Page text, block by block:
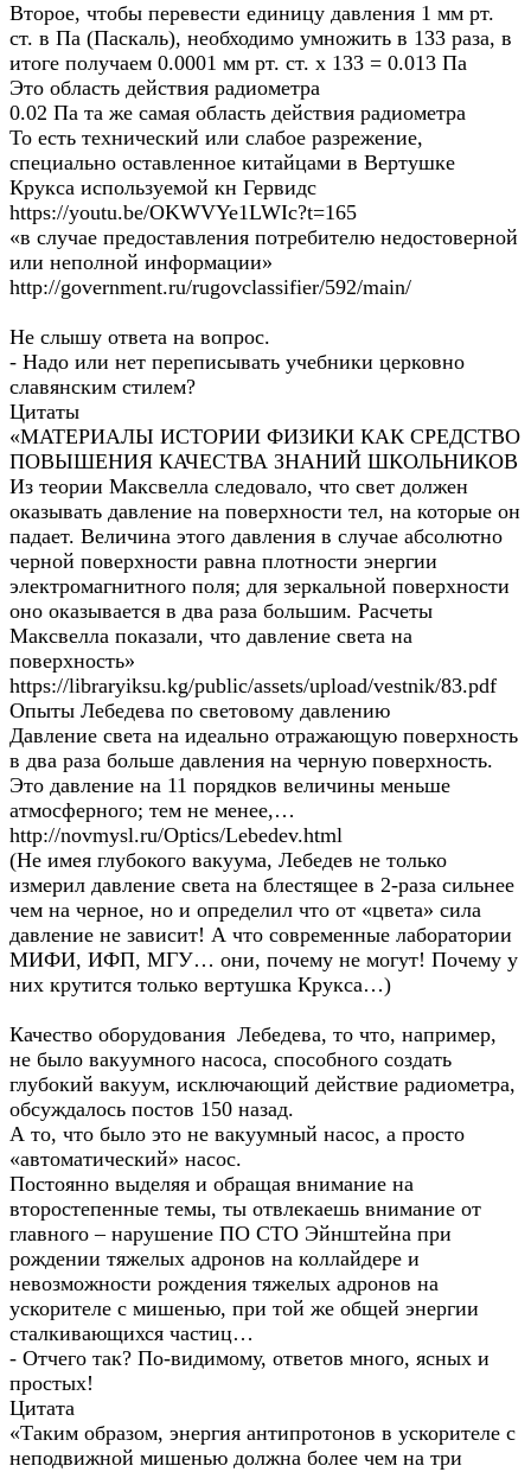
Второе, чтобы перевести единицу давления 1 мм рт.
ст. в Па (Паскаль), необходимо умножить в 133 раза, в
итоге получаем 0.0001 мм рт. ст. х 133 = 0.013 Па
Это область действия радиометра
0.02 Па та же самая область действия радиометра
То есть технический или слабое разрежение,
специально оставленное китайцами в Вертушке
Крукса используемой кн Гервидс
https://youtu.be/OKWVYe1LWIc?t=165
«в случае предоставления потребителю недостоверной
или неполной информации»
http://government.ru/rugovclassifier/592/main/
Не слышу ответа на вопрос.
- Надо или нет переписывать учебники церковно
славянским стилем?
Цитаты
«МАТЕРИАЛЫ ИСТОРИИ ФИЗИКИ КАК СРЕДСТВО
ПОВЫШЕНИЯ КАЧЕСТВА ЗНАНИЙ ШКОЛЬНИКОВ
Из теории Максвелла следовало, что свет должен
оказывать давление на поверхности тел, на которые он
падает. Величина этого давления в случае абсолютно
черной поверхности равна плотности энергии
электромагнитного поля; для зеркальной поверхности
оно оказывается в два раза большим. Расчеты
Максвелла показали, что давление света на
поверхность»
https://libraryiksu.kg/public/assets/upload/vestnik/83.pdf
Опыты Лебедева по световому давлению
Давление света на идеально отражающую поверхность
в два раза больше давления на черную поверхность.
Это давление на 11 порядков величины меньше
атмосферного; тем не менее,…
http://novmysl.ru/Optics/Lebedev.html
(Не имея глубокого вакуума, Лебедев не только
измерил давление света на блестящее в 2-раза сильнее
чем на черное, но и определил что от «цвета» сила
давление не зависит! А что современные лаборатории
МИФИ, ИФП, МГУ… они, почему не могут! Почему у
них крутится только вертушка Крукса…)
Качество оборудования Лебедева, то что, например,
не было вакуумного насоса, способного создать
глубокий вакуум, исключающий действие радиометра,
обсуждалось постов 150 назад.
А то, что было это не вакуумный насос, а просто
«автоматический» насос.
Постоянно выделяя и обращая внимание на
второстепенные темы, ты отвлекаешь внимание от
главного – нарушение ПО СТО Эйнштейна при
рождении тяжелых адронов на коллайдере и
невозможности рождения тяжелых адронов на
ускорителе с мишенью, при той же общей энергии
сталкивающихся частиц…
- Отчего так? По-видимому, ответов много, ясных и
простых!
Цитата
«Таким образом, энергия антипротонов в ускорителе с
неподвижной мишенью должна более чем на три